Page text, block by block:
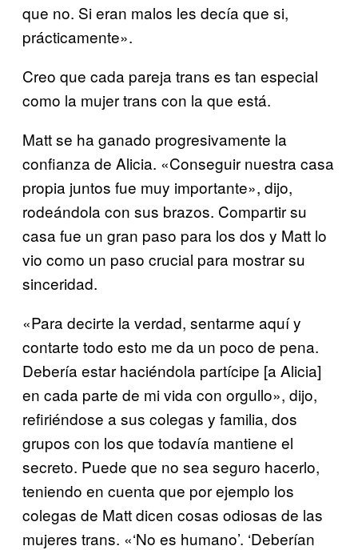
que no. Si eran malos les decía que si,
prácticamente».
Creo que cada pareja trans es tan especial
como la mujer trans con la que está.
Matt se ha ganado progresivamente la
confianza de Alicia. «Conseguir nuestra casa
propia juntos fue muy importante», dijo,
rodeándola con sus brazos. Compartir su
casa fue un gran paso para los dos y Matt lo
vio como un paso crucial para mostrar su
sinceridad.
«Para decirte la verdad, sentarme aquí y
contarte todo esto me da un poco de pena.
Debería estar haciéndola partícipe [a Alicia]
en cada parte de mi vida con orgullo», dijo,
refiriéndose a sus colegas y familia, dos
grupos con los que todavía mantiene el
secreto. Puede que no sea seguro hacerlo,
teniendo en cuenta que por ejemplo los
colegas de Matt dicen cosas odiosas de las
mujeres trans. «‘No es humano’. ‘Deberían